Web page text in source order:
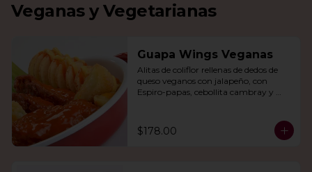
Veganas y Vegetarianas
Guapa Wings Veganas
Alitas de coliflor rellenas de dedos de
queso veganos con jalapeño, con
Espiro-papas, cebollita cambray y
$178.00